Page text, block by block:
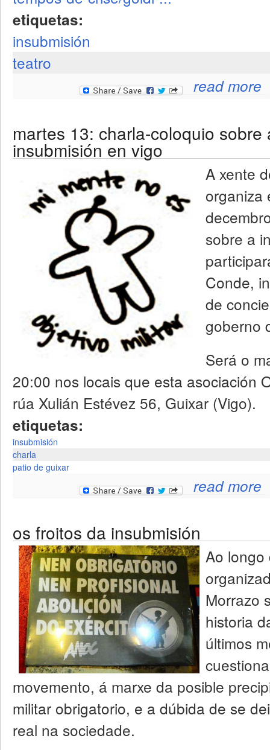
etiquetas:
insubmisión
teatro
read more
martes 13: charla-coloquio sobre
insubmisión en vigo
A xente
organiza
sobre a
Conde,
de
goberno
Será o
20:00 nos locais que esta asociación
rúa Xulián Estévez 56, Guixar (Vigo).
etiquetas:
insubmisión
charla
patio de guixar
read more
os froitos da insubmisión
Ao longo
Morrazo
historia
últimos
movemento, á marxe da posible
militar obrigatorio, e a dúbida de se
real na sociedade.